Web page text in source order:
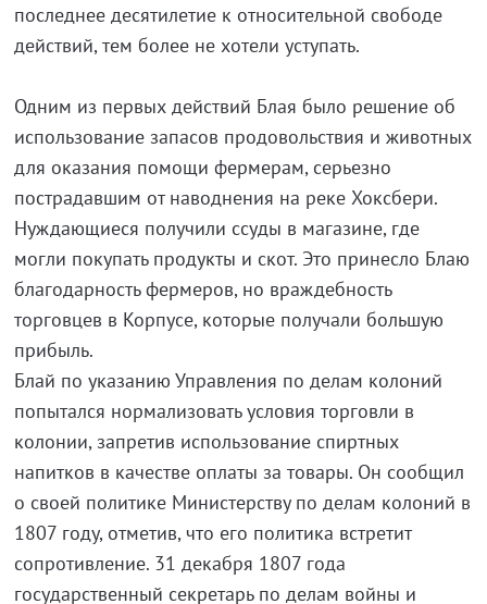
последнее десятилетие к относительной свободе
действий, тем более не хотели уступать.
Одним из первых действий Блая было решение об
использование запасов продовольствия и животных
для оказания помощи фермерам, серьезно
пострадавшим от наводнения на реке Хоксбери.
Нуждающиеся получили ссуды в магазине, где
могли покупать продукты и скот. Это принесло Блаю
благодарность фермеров, но враждебность
торговцев в Корпусе, которые получали большую
прибыль.
Блай по указанию Управления по делам колоний
попытался нормализовать условия торговли в
колонии, запретив использование спиртных
напитков в качестве оплаты за товары. Он сообщил
о своей политике Министерству по делам колоний в
1807 году, отметив, что его политика встретит
сопротивление. 31 декабря 1807 года
государственный секретарь по делам войны и